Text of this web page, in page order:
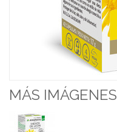
MÁS IMÁGENES